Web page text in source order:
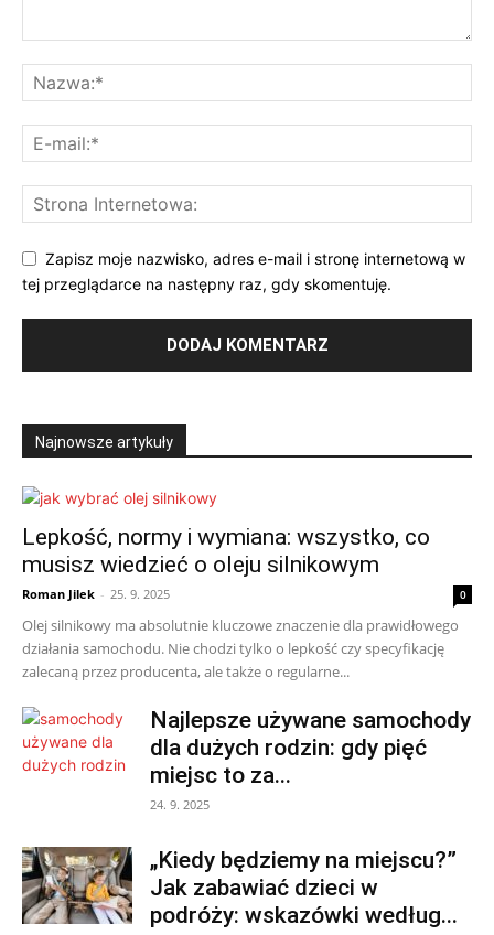
Zapisz moje nazwisko, adres e-mail i stronę internetową w
tej przeglądarce na następny raz, gdy skomentuję.
Najnowsze artykuły
Lepkość, normy i wymiana: wszystko, co
musisz wiedzieć o oleju silnikowym
Roman Jilek - 25. 9. 2025 0
Olej silnikowy ma absolutnie kluczowe znaczenie dla prawidłowego
działania samochodu. Nie chodzi tylko o lepkość czy specyfikację
zalecaną przez producenta, ale także o regularne...
Najlepsze używane samochody
dla dużych rodzin: gdy pięć
miejsc to za...
24. 9. 2025
„Kiedy będziemy na miejscu?”
Jak zabawiać dzieci w
podróży: wskazówki według...